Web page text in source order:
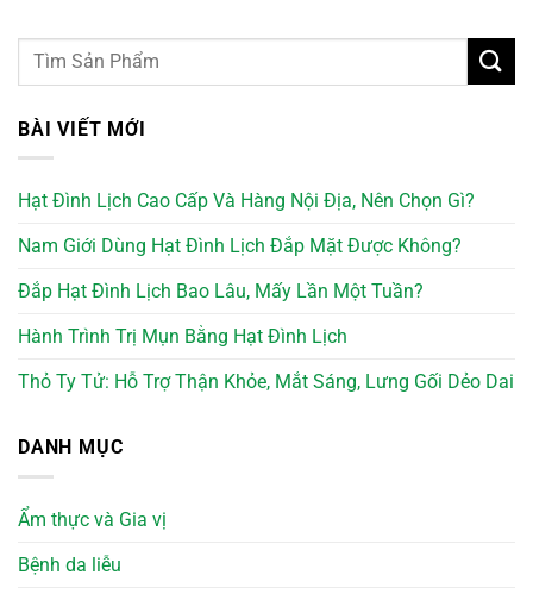
BÀI VIẾT MỚI
Hạt Đình Lịch Cao Cấp Và Hàng Nội Địa, Nên Chọn Gì?
Nam Giới Dùng Hạt Đình Lịch Đắp Mặt Được Không?
Đắp Hạt Đình Lịch Bao Lâu, Mấy Lần Một Tuần?
Hành Trình Trị Mụn Bằng Hạt Đình Lịch
Thỏ Ty Tử: Hỗ Trợ Thận Khỏe, Mắt Sáng, Lưng Gối Dẻo Dai
DANH MỤC
Ẩm thực và Gia vị
Bệnh da liễu